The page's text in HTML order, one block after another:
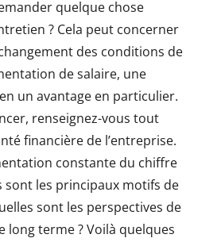
quelque chose
? Cela peut concerner
des conditions de
de salaire, une
un avantage en particulier.
renseignez-vous tout
financière de l’entreprise.
constante du chiffre
sont les principaux motifs de
sont les perspectives de
long terme ? Voilà quelques